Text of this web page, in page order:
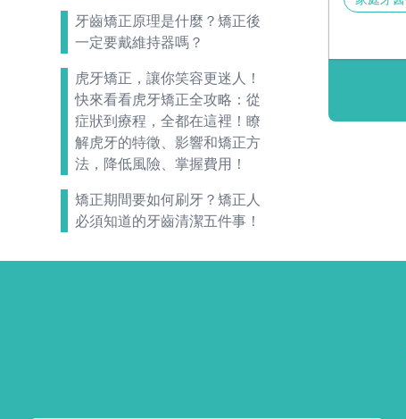
牙齒矯正原理是什麼？矯正後
一定要戴維持器嗎？
虎牙矯正，讓你笑容更迷人！
快來看看虎牙矯正全攻略：從
症狀到療程，全都在這裡！瞭
解虎牙的特徵、影響和矯正方
法，降低風險、掌握費用！
矯正期間要如何刷牙？矯正人
必須知道的牙齒清潔五件事！